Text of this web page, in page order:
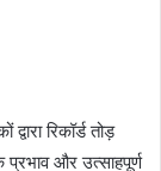
रिकॉर्ड तोड़
और उत्साहपूर्ण